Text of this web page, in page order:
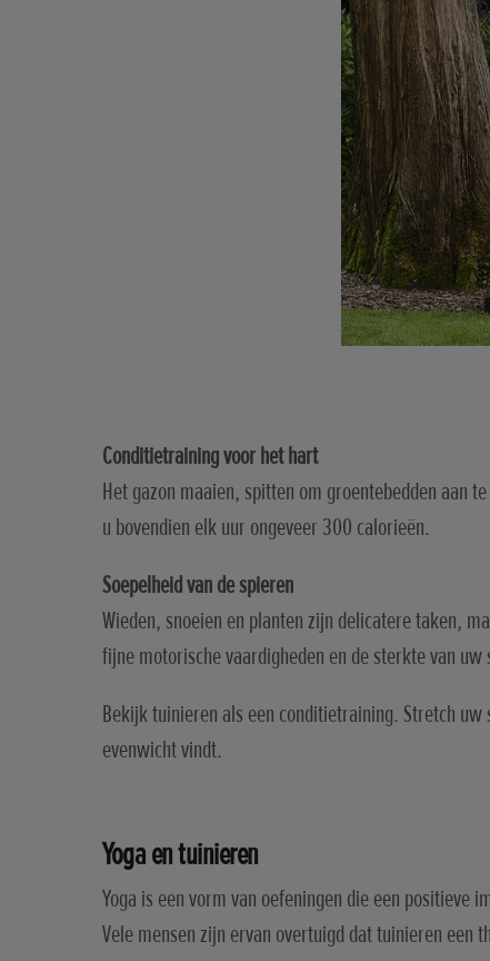
Conditietraining voor het hart
Het gazon maaien, spitten om groentebedden aan
u bovendien elk uur ongeveer 300 calorieën.
Soepelheid van de spieren
Wieden, snoeien en planten zijn delicatere taken,
fijne motorische vaardigheden en de sterkte van uw
Bekijk tuinieren als een conditietraining. Stretch
evenwicht vindt.
Yoga en tuinieren
Yoga is een vorm van oefeningen die een positieve
Vele mensen zijn ervan overtuigd dat tuinieren